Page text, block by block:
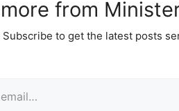
from
Subscribe to get the latest posts